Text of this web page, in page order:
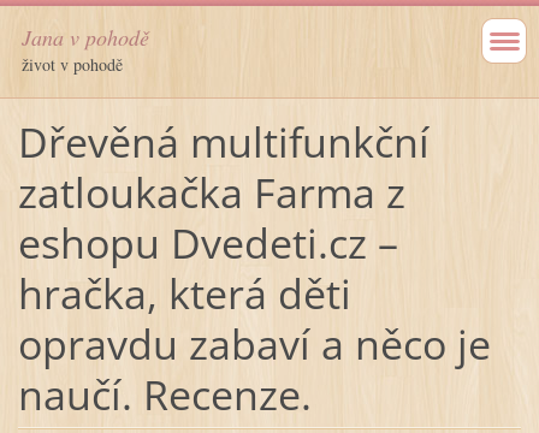
Jana v pohodě
život v pohodě
Dřevěná multifunkční
zatloukačka Farma z
eshopu Dvedeti.cz –
hračka, která děti
opravdu zabaví a něco je
naučí. Recenze.